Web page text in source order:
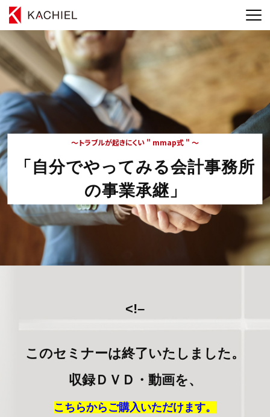
～トラブルが起きにくい " mmap式 " ～
「自分でやってみる会計事務所
の事業承継」
<!–
このセミナーは終了いたしました。
収録ＤＶＤ・動画を、
こちらからご購入いただけます。